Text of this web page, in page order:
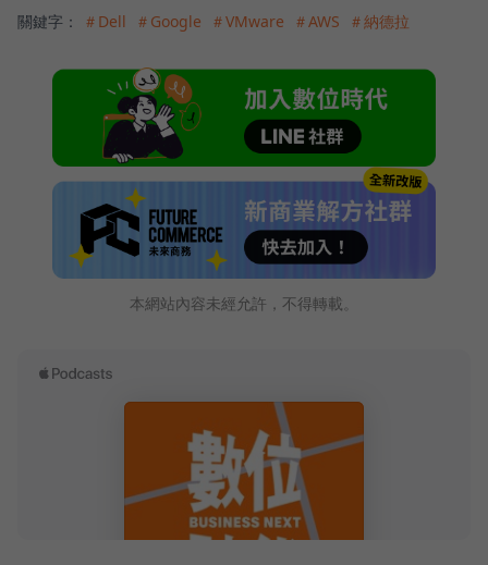
關鍵字： ＃Dell ＃Google ＃VMware ＃AWS ＃納德拉
本網站內容未經允許，不得轉載。